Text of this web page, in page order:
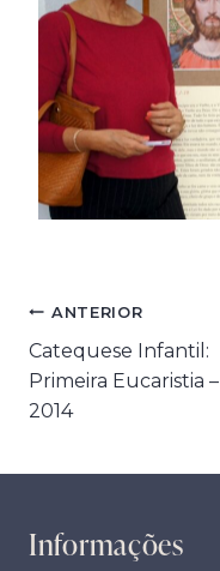
Navegação
de
Post
ANTERIOR
Catequese Infantil:
Primeira Eucaristia –
2014
Informações